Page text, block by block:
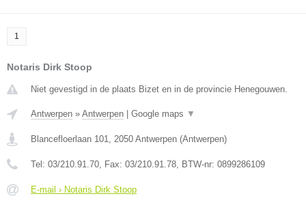
1
Notaris Dirk Stoop
Niet gevestigd in de plaats Bizet en in de provincie Henegouwen.
Antwerpen » Antwerpen Google maps ▼
Blancefloerlaan 101, 2050 Antwerpen (Antwerpen)
Tel: 03/210.91.70, Fax: 03/210.91.78, BTW-nr: 0899286109
E-mail › Notaris Dirk Stoop